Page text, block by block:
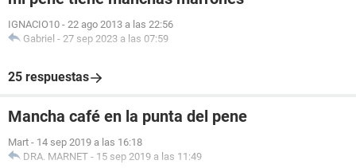
IGNACIO10 - 22 ago 2013 a las 22:56
Gabriel - 27 sep 2023 a las 07:59
25 respuestas
Mancha café en la punta del pene
Mart - 14 sep 2019 a las 16:18
DRA. MARNET - 15 sep 2019 a las 11:49